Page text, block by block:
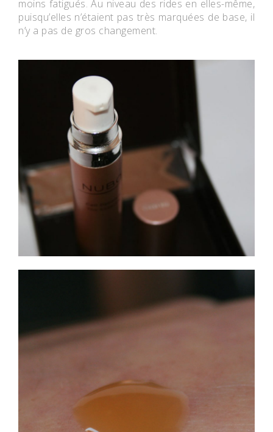
moins fatigués. Au niveau des rides en elles-même,
puisqu’elles n’étaient pas très marquées de base, il
n’y a pas de gros changement.